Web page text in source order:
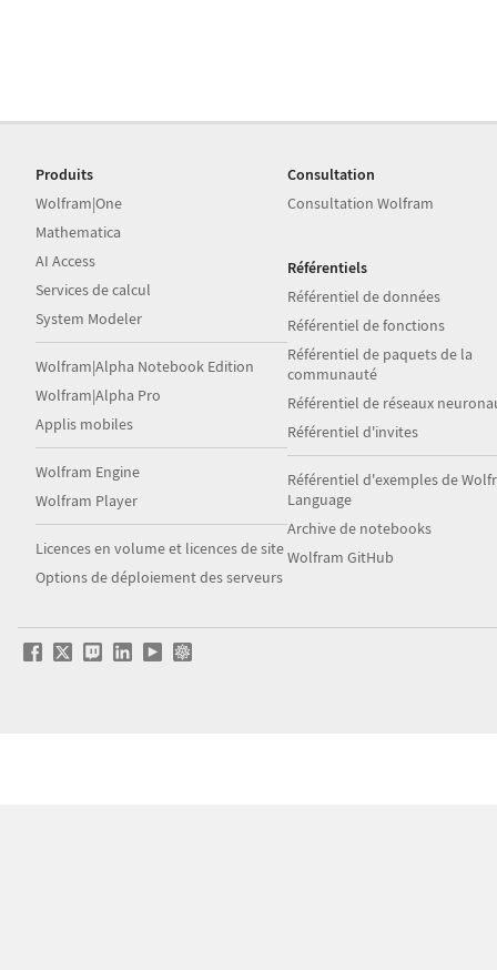
Produits
Wolfram|One
Mathematica
AI Access
Services de calcul
System Modeler
Wolfram|Alpha Notebook Edition
Wolfram|Alpha Pro
Applis mobiles
Wolfram Engine
Wolfram Player
Licences en volume et licences de site
Options de déploiement des serveurs
Consultation
Consultation Wolfram
Référentiels
Référentiel de données
Référentiel de fonctions
Référentiel de paquets de la
communauté
Référentiel de réseaux
Référentiel d'invites
Référentiel d'exemples de
Language
Archive de notebooks
Wolfram GitHub